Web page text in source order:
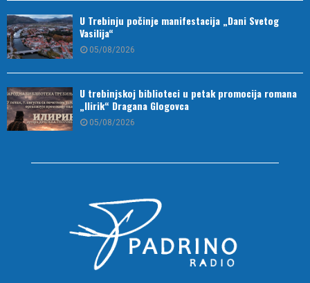
U Trebinju počinje manifestacija „Dani Svetog
Vasilija“
05/08/2026
U trebinjskoj biblioteci u petak promocija romana
„Ilirik“ Dragana Glogovca
05/08/2026